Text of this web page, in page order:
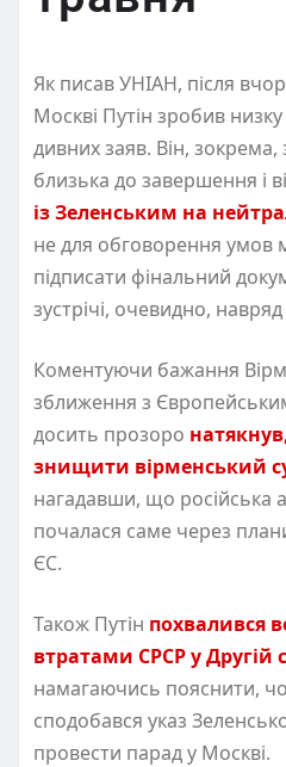
Як писав УНІАН, після
Москві Путін зробив
дивних заяв. Він,
близька до завершення і
із Зеленським на
не для обговорення
підписати фінальний
зустрічі, очевидно,
Коментуючи бажання
зближення з
досить прозоро
знищити вірменський
нагадавши, що російська
почалася саме через
ЄС.
Також Путін похвалився
втратами СРСР у Другій
намагаючись пояснити,
сподобався указ
провести парад у Москві.